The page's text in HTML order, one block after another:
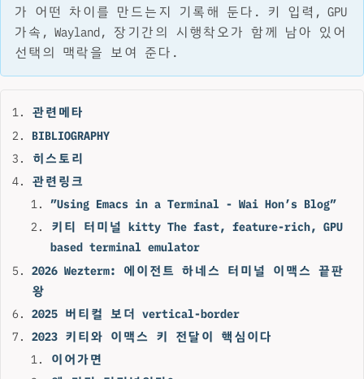
가 어떤 차이를 만드는지 기록해 둔다. 키 입력, GPU
가속, Wayland, 장기간의 시행착오가 함께 남아 있어
선택의 맥락을 보여 준다.
관련메타
BIBLIOGRAPHY
히스토리
관련링크
”Using Emacs in a Terminal - Wai Hon’s Blog”
키티 터미널 kitty The fast, feature-rich, GPU
based terminal emulator
2026 Wezterm: 에이전트 하네스 터미널 이맥스 끝판
왕
2025 버티컬 보더 vertical-border
2023 키티와 이맥스 키 전달이 핵심이다
이어가면